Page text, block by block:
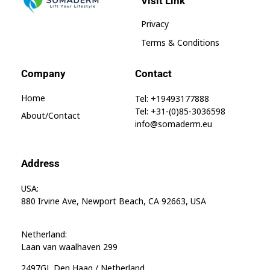
Privacy
Terms & Conditions
Company
Home
About/contact
Contact
Tel: +19493177888
Tel: +31-(0)85-3036598
info@somaderm.eu
Address
USA:
880 Irvine Ave, Newport Beach, CA 92663, USA
Netherland:
Laan van waalhaven 299